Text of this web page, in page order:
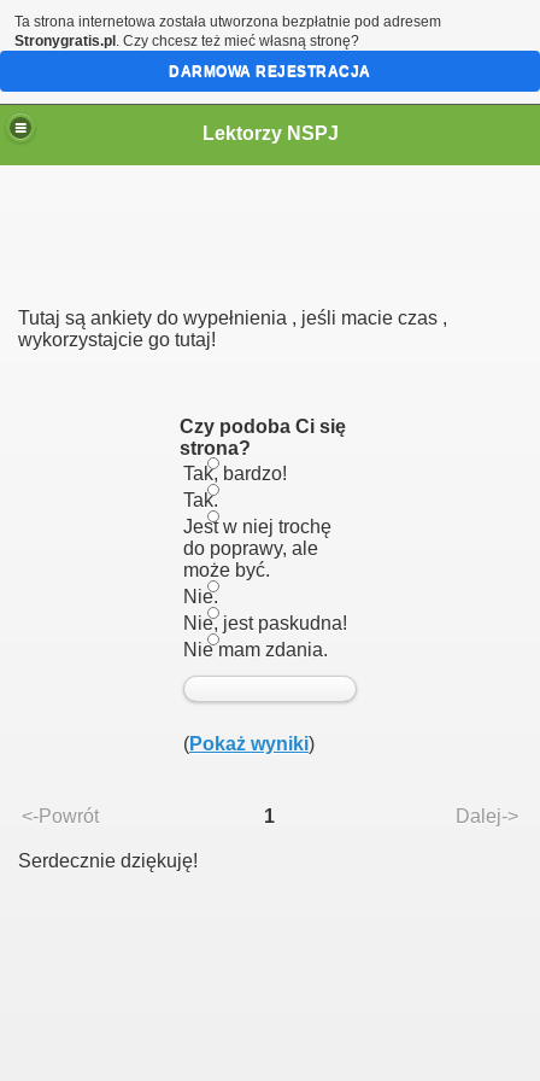
Lektorzy NSPJ
Tutaj są ankiety do wypełnienia , jeśli macie czas ,
wykorzystajcie go tutaj!
Czy podoba Ci się
strona?
Tak, bardzo!
Tak.
Jest w niej trochę
do poprawy, ale
może być.
Nie.
Nie, jest paskudna!
Nie mam zdania.
(Pokaż wyniki)
<-Powrót 1 Dalej->
Serdecznie dziękuję!
Ta strona internetowa została utworzona bezpłatnie pod adresem
Stronygratis.pl . Czy chcesz też mieć własną stronę?
DARMOWA REJESTRACJA